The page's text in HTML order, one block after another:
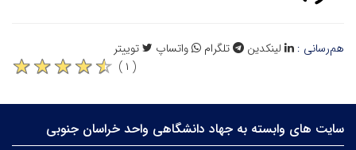
هم‌رسانی : لینکدین تلگرام واتساپ
توییتر
( ۱ )
سایت های وابسته به جهاد دانشگاهی واحد خراسان جنوبی